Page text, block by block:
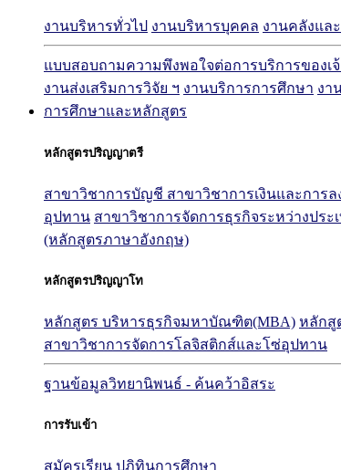
งานบริหารทั่วไป งานบริหารบุคคล งานคลังแล
แบบสอบถามความพึงพอใจต่อการบริการของเ
งานส่งเสริมการวิจัย ฯ งานบริการการศึกษา งา
การศึกษาและหลักสูตร
หลักสูตรปริญญาตรี
สาขาวิชาการบัญชี สาขาวิชาการเงินและการ
อุปทาน สาขาวิชาการจัดการธุรกิจระหว่างประ
(หลักสูตรภาษาอังกฤษ)
หลักสูตรปริญญาโท
หลักสูตร บริหารธุรกิจมหาบัณฑิต(MBA) หลักสู
สาขาวิชาการจัดการโลจิสติกส์และโซ่อุปทาน
ฐานข้อมูลวิทยานิพนธ์ - ค้นคว้าอิสระ
การรับเข้า
สมัครเรียน ปฏิทินการศึกษา